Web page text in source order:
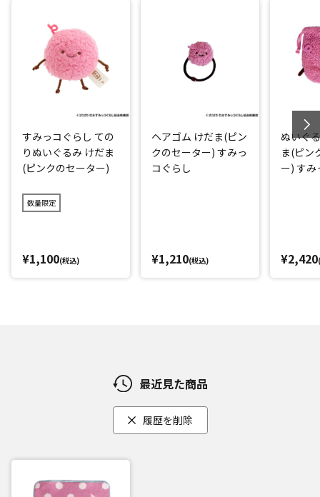
すみっコぐらし ての
りぬいぐるみ けだま
(ピンクのセーター)
数量限定
¥1,100(税込)
ヘアゴム けだま(ピン
クのセーター) すみっ
コぐらし
¥1,210(税込)
ぬいぐ
ま(ピン
ー) すみ
¥2,420
最近見た商品
履歴を削除